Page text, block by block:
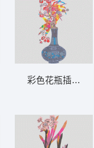
景 亭台楼阁
彩色花瓶插花艺